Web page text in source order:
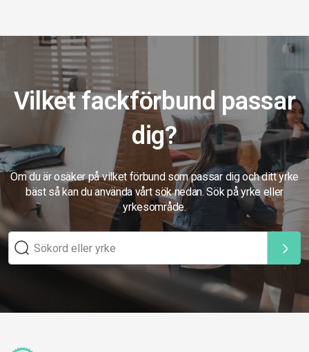
Vilket fackförbund passar
dig?
Om du är osäker på vilket förbund som passar dig och ditt yrke
bäst så kan du använda vårt sök nedan. Sök på yrke eller
yrkesområde.